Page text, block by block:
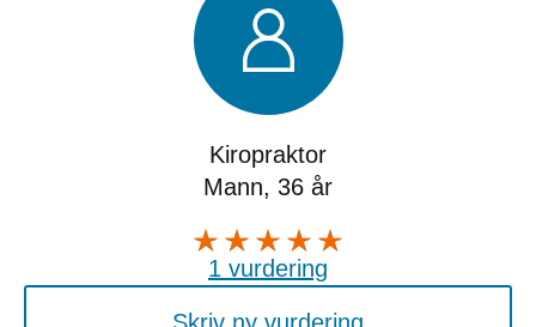
Kiropraktor
Mann, 36 år
1 vurdering